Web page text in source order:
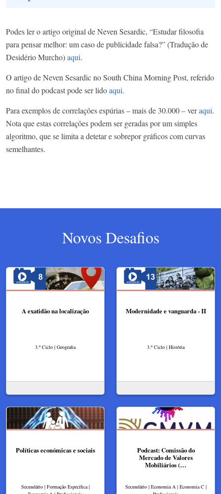
Podes ler o artigo original de Neven Sesardic, “Estudar filosofia
para pensar melhor: um caso de publicidade falsa?” (Tradução de
Desidério Murcho)aqui.
O artigo de Neven Sesardic no South China Morning Post, referido
no final do podcast pode ser lidoaqui.
Para exemplos de correlações espúrias – mais de 30.000 – veraqui.
Nota que estas correlações podem ser geradas por um simples
algoritmo, que se limita a detetar e sobrepor gráficos com curvas
semelhantes.
Novos Desafios
A exatidão na localização
3.º Ciclo | Geografia
Modernidade e vanguarda - II
3.º Ciclo | História
Políticas económicas e sociais
Secundário | Formação Específica |
Podcast: Comissão do
Mercado de Valores
Mobiliários (…
Secundário | Economia A | Economia C |